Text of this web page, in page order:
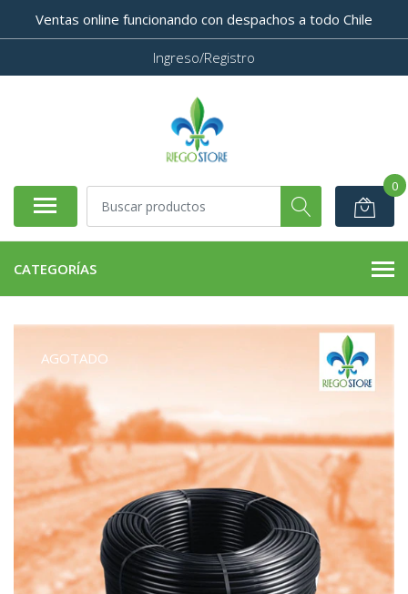
Ventas online funcionando con despachos a todo Chile
Ingreso/Registro
0
CATEGORÍAS
AGOTADO